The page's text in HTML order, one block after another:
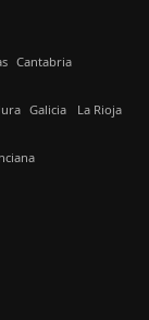
Cantabria
Galicia La Rioja